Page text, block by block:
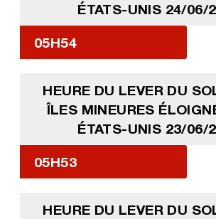
ÉTATS-UNIS 24/06/
05H54
HEURE DU LEVER DU
ÎLES MINEURES
ÉTATS-UNIS 23/06/
05H53
HEURE DU LEVER DU